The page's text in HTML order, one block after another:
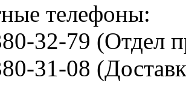
телефоны:
32-79 (Отдел
31-08